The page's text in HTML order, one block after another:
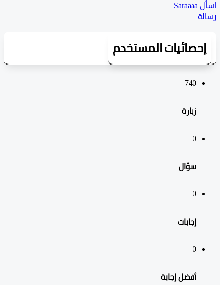
المستخدم
740
‫إجابات
أفضل إجابة